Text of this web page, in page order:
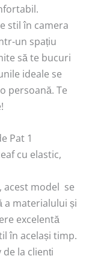
stil în camera
un spațiu
să te bucuri
ideale se
persoană. Te
Pat 1
cu elastic,
acest model se
a materialului și
excelentă
în același timp.
la clienți